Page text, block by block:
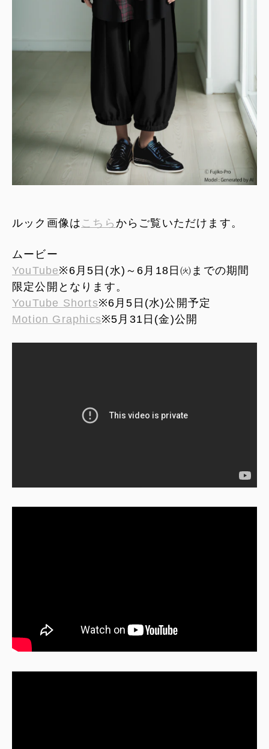
ルック画像は こちら からご覧いただけます。
ムービー
YouTube※6月5日(水)～6月18日㈫までの期間
限定公開となります。
YouTube Shorts※6月5日(水)公開予定
Motion Graphics※5月31日(金)公開